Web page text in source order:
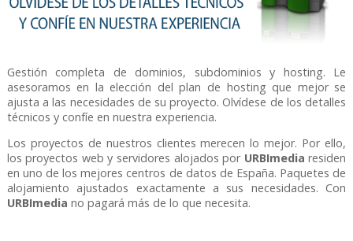
Gestión completa de dominios, subdominios y hosting. Le
asesoramos en la elección del plan de hosting que mejor se
ajusta a las necesidades de su proyecto. Olvídese de los detalles
técnicos y confíe en nuestra experiencia.
Los proyectos de nuestros clientes merecen lo mejor. Por ello,
los proyectos web y servidores alojados por URBImedia residen
en uno de los mejores centros de datos de España. Paquetes de
alojamiento ajustados exactamente a sus necesidades. Con
URBImedia no pagará más de lo que necesita.